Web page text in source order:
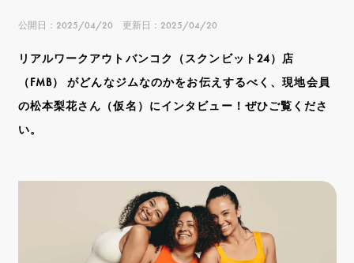
公開日：2025/04/20 更新日：2025/04/20
リアルワークアウトバンコク（スクンビット24）店
（FMB） がどんなジムなのかをお伝えするべく、現地会員
の松本梨花さん（仮名）にインタビュー！ぜひご覧くださ
い。